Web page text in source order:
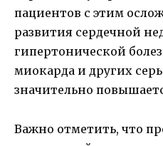
пациентов с этим
развития сердечной
гипертонической
миокарда и других
значительно
Важно отметить, что